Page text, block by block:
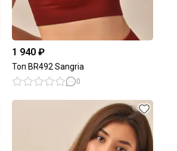
1 940 ₽
Топ BR492 Sangria
0